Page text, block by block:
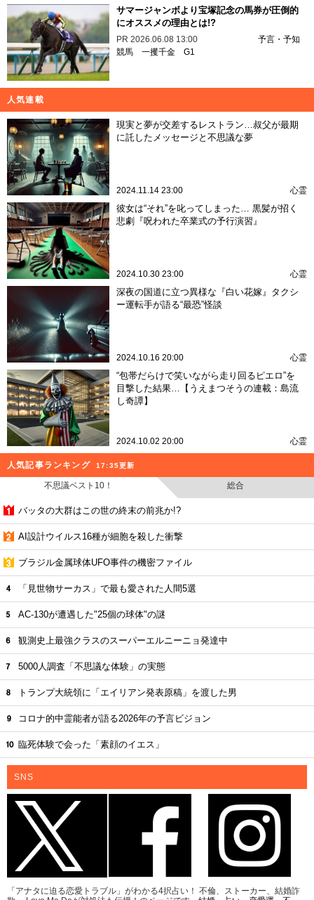
サマージャンボより宝塚記念の馬券が圧倒的
にオススメの理由とは!?
PR 2026.06.08 13:00
予言・予知
競馬 一攫千金 G1
人気連載
現実と夢が交差するレストラン…叔父が最期
に託したメッセージと不思議な夢
2024.11.14 23:00 心霊
彼女は“それ”を叱ってしまった… 黒髪が招く
悲劇『呪われた卒業式の予行演習』
2024.10.30 23:00 心霊
深夜の国道に立つ異様な『白い花嫁』タクシ
ー運転手が語る“最恐”怪談
2024.10.16 20:00 心霊
“包帯だらけで笑いながら走り回るピエロ”を
目撃した結果…【うえまつそうの連載：島流
し奇譚】
2024.10.02 20:00 心霊
人気記事ランキング 17:35更新
不思議ベスト10！ 総合
バッタの大群はこの世の終末の前兆か!?
AI設計ウイルス16種が細胞を殺した衝撃
ブラジル金属球体UFO事件の機密ファイル
「見世物サーカス」で最も愛された人間5選
AC-130が遭遇した"25個の球体"の謎
観測史上最強クラスのスーパーエルニーニョ発達中
5000人調査「不思議な体験」の実態
トランプ大統領に「エイリアン発表原稿」を渡した男
コロナ的中霊能者が語る2026年の予言ビジョン
臨死体験で会った「素顔のイエス」
SNS
「アナタに迫る恋愛トラブル」がわかる4択占い！ 不倫、ストーカー、結婚詐